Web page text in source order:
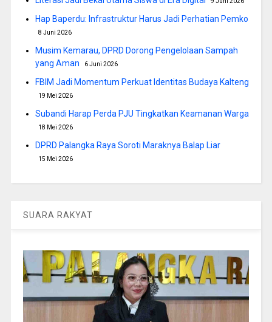
Hap Baperdu: Infrastruktur Harus Jadi Perhatian Pemko
8 Juni 2026
Musim Kemarau, DPRD Dorong Pengelolaan Sampah
yang Aman
6 Juni 2026
FBIM Jadi Momentum Perkuat Identitas Budaya Kalteng
19 Mei 2026
Subandi Harap Perda PJU Tingkatkan Keamanan Warga
18 Mei 2026
DPRD Palangka Raya Soroti Maraknya Balap Liar
15 Mei 2026
SUARA RAKYAT